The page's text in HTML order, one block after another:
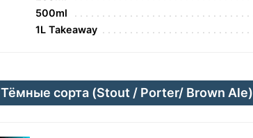
500ml
1L Takeaway
Тёмные сорта (Stout / Porter/ Brown Ale)